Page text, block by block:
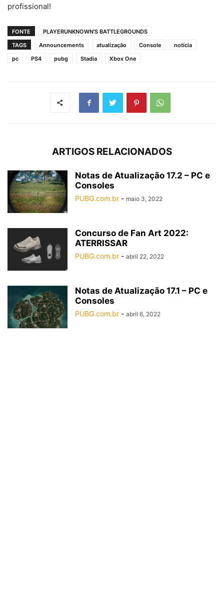
profissional!
FONTE
PLAYERUNKNOWN'S BATTLEGROUNDS
TAGS
Announcements atualização Console
notícia
pc
PS4 pubg Stadia Xbox One
ARTIGOS RELACIONADOS
Notas de Atualização 17.2 – PC e
Consoles
PUBG.com.br - maio 3, 2022
Concurso de Fan Art 2022:
ATERRISSAR
PUBG.com.br - abril 22, 2022
Notas de Atualização 17.1 – PC e
Consoles
PUBG.com.br - abril 6, 2022